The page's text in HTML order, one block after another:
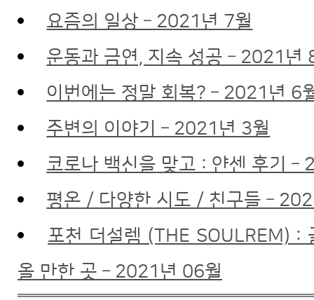
요즘의 일상 – 2021년 7월
운동과 금연, 지속 성공 – 2021년
이번에는 정말 회복? – 2021년 6
주변의 이야기 – 2021년 3월
코로나 백신을 맞고 : 얀센 후기 –
평온 / 다양한 시도 / 친구들 –
포천 더설렘 (THE SOULREM) :
올 만한 곳 – 2021년 06월